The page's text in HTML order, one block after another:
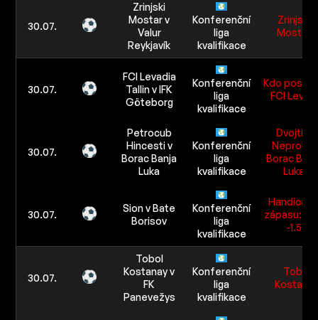
30.07.
Zrinjski
Mostar v
Valur
Reykjavík
Konferenční
liga
kvalifikace
Zrinjski
Mostar
30.07.
FCI Levadia
Tallin v IFK
Göteborg
Konferenční
liga
kvalifikace
Kdo
FCI
30.07.
Petrocub
Hincesti v
Borac Banja
Luka
Konferenční
liga
kvalifikace
Dvojtip:
Neprohra
Borac
Luka
30.07.
Sion v Bate
Borisov
Konferenční
liga
kvalifikace
Handicap
zápasu:
-1.5
30.07.
Tobol
Kostanay v
FK
Panevežys
Konferenční
liga
kvalifikace
Tobol